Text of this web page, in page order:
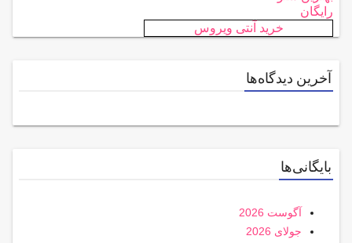
رایگان
خرید آنتی ویروس
آخرین دیدگاه‌ها
بایگانی‌ها
آگوست 2026
جولای 2026